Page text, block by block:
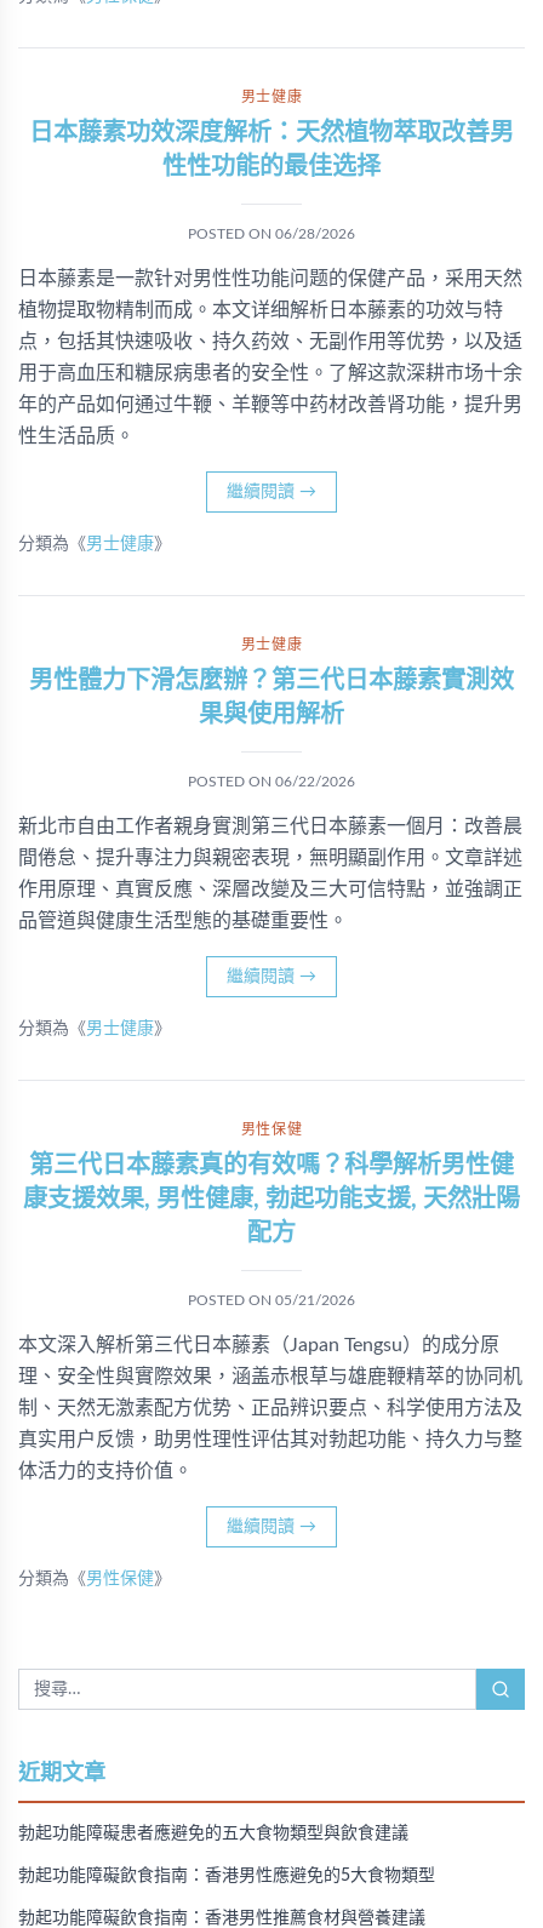
男士健康
日本藤素功效深度解析：天然植物萃取改善男
性性功能的最佳选择
POSTED ON 06/28/2026
日本藤素是一款针对男性性功能问题的保健产品，采用天然
植物提取物精制而成。本文详细解析日本藤素的功效与特
点，包括其快速吸收、持久药效、无副作用等优势，以及适
用于高血压和糖尿病患者的安全性。了解这款深耕市场十余
年的产品如何通过牛鞭、羊鞭等中药材改善肾功能，提升男
性生活品质。
繼續閱讀 →
分類為《男士健康》
男士健康
男性體力下滑怎麼辦？第三代日本藤素實測效
果與使用解析
POSTED ON 06/22/2026
新北市自由工作者親身實測第三代日本藤素一個月：改善晨
間倦怠、提升專注力與親密表現，無明顯副作用。文章詳述
作用原理、真實反應、深層改變及三大可信特點，並強調正
品管道與健康生活型態的基礎重要性。
繼續閱讀 →
分類為《男士健康》
男性保健
第三代日本藤素真的有效嗎？科學解析男性健
康支援效果, 男性健康, 勃起功能支援, 天然壯陽
配方
POSTED ON 05/21/2026
本文深入解析第三代日本藤素（Japan Tengsu）的成分原
理、安全性與實際效果，涵盖赤根草与雄鹿鞭精萃的协同机
制、天然无激素配方优势、正品辨识要点、科学使用方法及
真实用户反馈，助男性理性评估其对勃起功能、持久力与整
体活力的支持价值。
繼續閱讀 →
分類為《男性保健》
近期文章
勃起功能障礙患者應避免的五大食物類型與飲食建議
勃起功能障礙飲食指南：香港男性應避免的5大食物類型
勃起功能障礙飲食指南：香港男性推薦食材與營養建議